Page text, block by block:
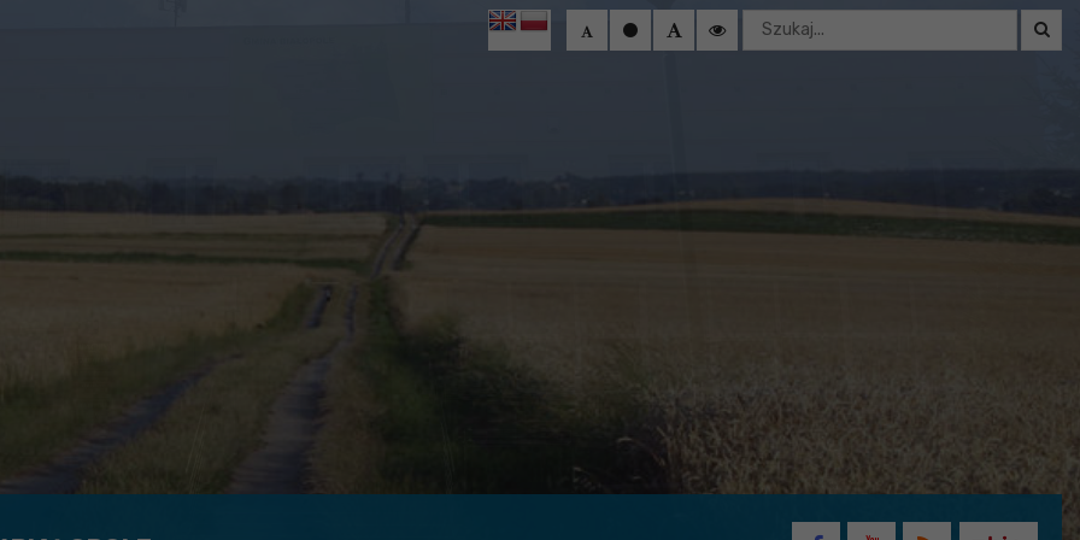
Wyszukaj